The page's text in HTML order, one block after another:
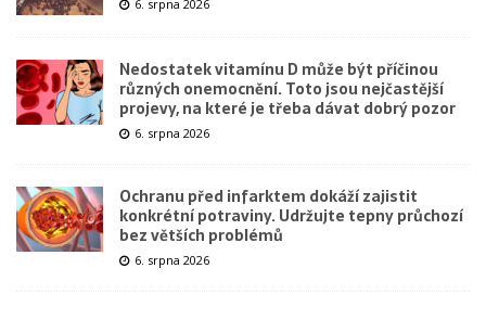
6. srpna 2026
Nedostatek vitamínu D může být příčinou
různých onemocnění. Toto jsou nejčastější
projevy, na které je třeba dávat dobrý pozor
6. srpna 2026
Ochranu před infarktem dokáží zajistit
konkrétní potraviny. Udržujte tepny průchozí
bez větších problémů
6. srpna 2026